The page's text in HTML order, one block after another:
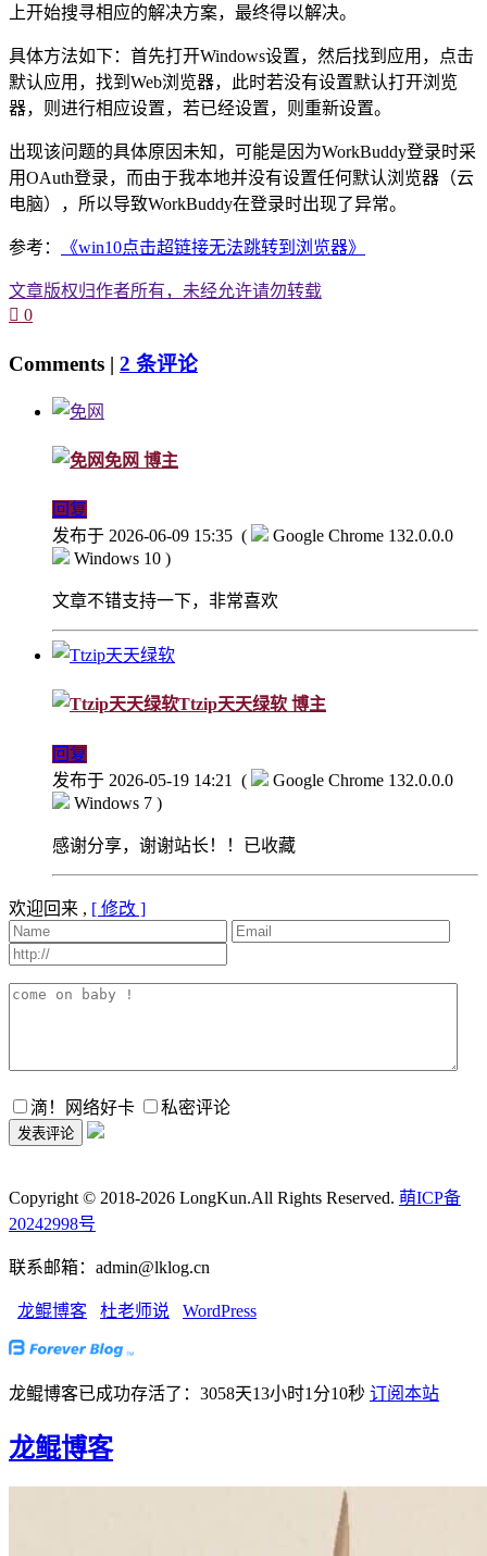
上开始搜寻相应的解决方案，最终得以解决。
具体方法如下：首先打开Windows设置，然后找到应用，点击
默认应用，找到Web浏览器，此时若没有设置默认打开浏览
器，则进行相应设置，若已经设置，则重新设置。
出现该问题的具体原因未知，可能是因为WorkBuddy登录时采
用OAuth登录，而由于我本地并没有设置任何默认浏览器（云
电脑），所以导致WorkBuddy在登录时出现了异常。
参考： 《win10点击超链接无法跳转到浏览器》
文章版权归作者所有，未经允许请勿转载
 0
Comments | 2 条评论
免网 博主
回复
发布于 2026-06-09 15:35 (
Google Chrome 132.0.0.0
Windows 10 )
文章不错支持一下，非常喜欢
Ttzip天天绿软 博主
回复
发布于 2026-05-19 14:21
(
Google Chrome 132.0.0.0
Windows 7 )
感谢分享，谢谢站长！！已收藏
欢迎回来 , [ 修改 ]
滴！网络好卡 私密评论
Copyright © 2018-2026 LongKun.All Rights Reserved. 萌ICP备
20242998号
联系邮箱：admin@lklog.cn
龙鲲博客 杜老师说 WordPress
龙鲲博客已成功存活了：3058天13小时1分11秒 订阅本站
龙鲲博客